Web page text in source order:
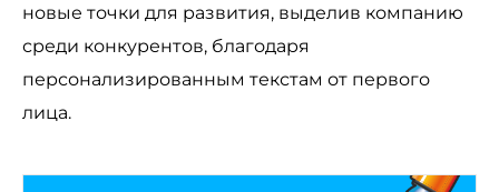
новые точки для развития, выделив компанию
среди конкурентов, благодаря
персонализированным текстам от первого
лица.